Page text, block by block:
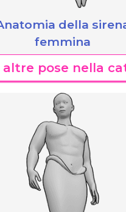
della
femmina
altre pose nella